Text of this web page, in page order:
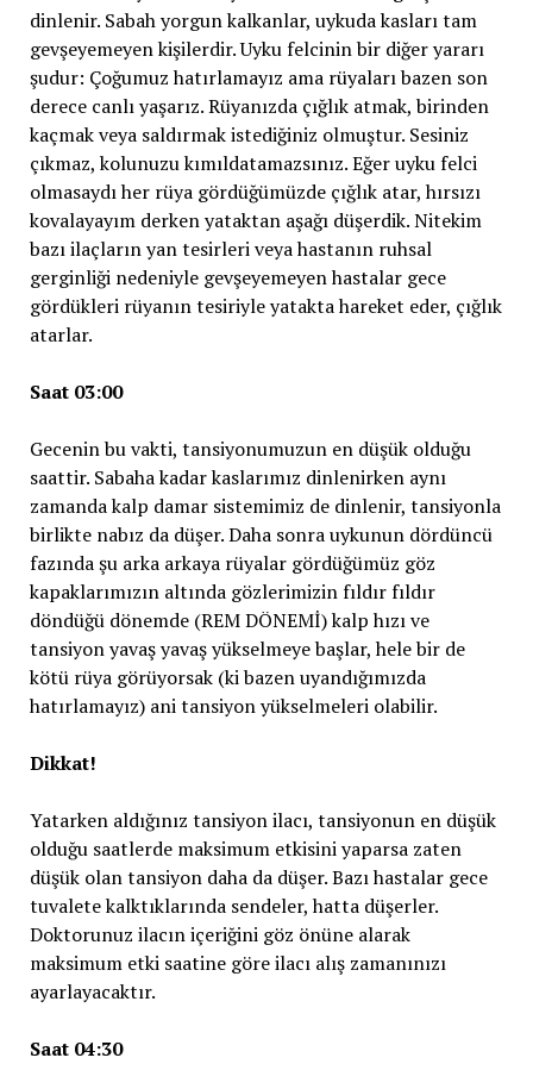
dinlenir. Sabah yorgun kalkanlar, uykuda kasları tam
gevşeyemeyen kişilerdir. Uyku felcinin bir diğer yararı
şudur: Çoğumuz hatırlamayız ama rüyaları bazen son
derece canlı yaşarız. Rüyanızda çığlık atmak, birinden
kaçmak veya saldırmak istediğiniz olmuştur. Sesiniz
çıkmaz, kolunuzu kımıldatamazsınız. Eğer uyku felci
olmasaydı her rüya gördüğümüzde çığlık atar, hırsızı
kovalayayım derken yataktan aşağı düşerdik. Nitekim
bazı ilaçların yan tesirleri veya hastanın ruhsal
gerginliği nedeniyle gevşeyemeyen hastalar gece
gördükleri rüyanın tesiriyle yatakta hareket eder, çığlık
atarlar.
Saat 03:00
Gecenin bu vakti, tansiyonumuzun en düşük olduğu
saattir. Sabaha kadar kaslarımız dinlenirken aynı
zamanda kalp damar sistemimiz de dinlenir, tansiyonla
birlikte nabız da düşer. Daha sonra uykunun dördüncü
fazında şu arka arkaya rüyalar gördüğümüz göz
kapaklarımızın altında gözlerimizin fıldır fıldır
döndüğü dönemde (REM DÖNEMİ) kalp hızı ve
tansiyon yavaş yavaş yükselmeye başlar, hele bir de
kötü rüya görüyorsak (ki bazen uyandığımızda
hatırlamayız) ani tansiyon yükselmeleri olabilir.
Dikkat!
Yatarken aldığınız tansiyon ilacı, tansiyonun en düşük
olduğu saatlerde maksimum etkisini yaparsa zaten
düşük olan tansiyon daha da düşer. Bazı hastalar gece
tuvalete kalktıklarında sendeler, hatta düşerler.
Doktorunuz ilacın içeriğini göz önüne alarak
maksimum etki saatine göre ilacı alış zamanınızı
ayarlayacaktır.
Saat 04:30